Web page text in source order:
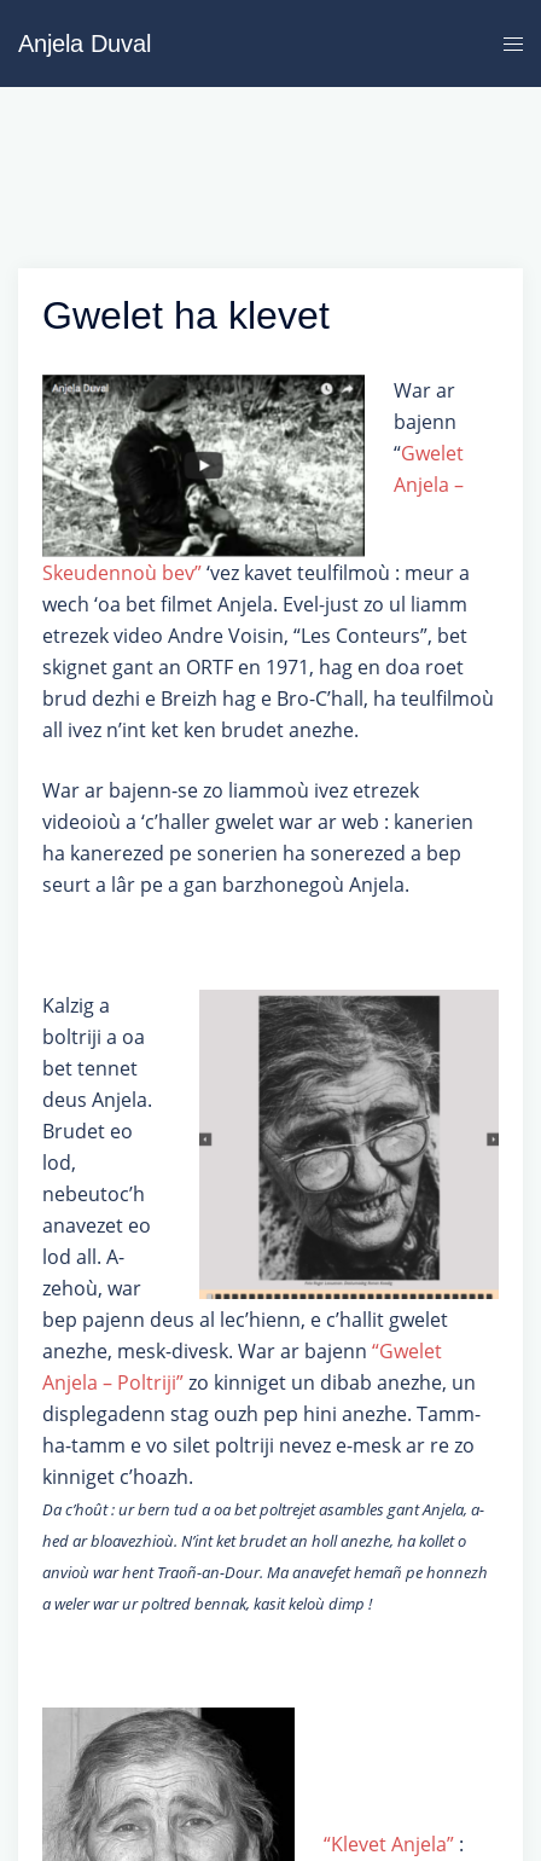
Anjela Duval
Gwelet ha klevet
War ar
bajenn
“Gwelet
Anjela –
Skeudennoù bev”‘vez kavet teulfilmoù : meur a
wech ‘oa bet filmet Anjela. Evel-just zo ul liamm
etrezek video Andre Voisin, “Les Conteurs”, bet
skignet gant an ORTF en 1971, hag en doa roet
brud dezhi e Breizh hag e Bro-C’hall, ha teulfilmoù
all ivez n’int ket ken brudet anezhe.
War ar bajenn-se zo liammoù ivez etrezek
videoioù a ‘c’haller gwelet war ar web : kanerien
ha kanerezed pe sonerien ha sonerezed a bep
seurt a lâr pe a gan barzhonegoù Anjela.
Kalzig a
boltriji a oa
bet tennet
deus Anjela.
Brudet eo
lod,
nebeutoc’h
anavezet eo
lod all. A-
zehoù, war
bep pajenn deus al lec’hienn, e c’hallit gwelet
anezhe, mesk-divesk. War ar bajenn “Gwelet
Anjela – Poltriji”zo kinniget un dibab anezhe, un
displegadenn stag ouzh pep hini anezhe. Tamm-
ha-tamm e vo silet poltriji nevez e-mesk ar re zo
kinniget c’hoazh.
Da c’hoût : ur bern tud a oa bet poltrejet asambles gant Anjela, a-
hed ar bloavezhioù. N’int ket brudet an holl anezhe, ha kollet o
anvioù war hent Traoñ-an-Dour. Ma anavefet hemañ pe honnezh
a weler war ur poltred bennak, kasit keloù dimp !
“Klevet Anjela” :